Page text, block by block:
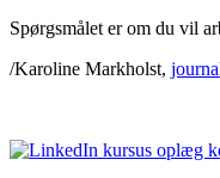
Spørgsmålet er om du vil
/Karoline Markholst,